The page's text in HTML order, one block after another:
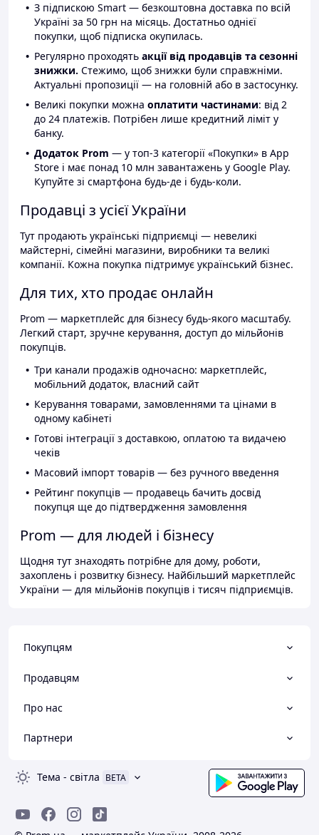
З підпискою Smart — безкоштовна доставка по всій
Україні за 50 грн на місяць. Достатньо однієї
покупки, щоб підписка окупилась.
Регулярно проходять акції від продавців та сезонні
знижки. Стежимо, щоб знижки були справжніми.
Актуальні пропозиції — на головній або в застосунку.
Великі покупки можна оплатити частинами: від 2
до 24 платежів. Потрібен лише кредитний ліміт у
банку.
Додаток Prom — у топ-3 категорії «Покупки» в App
Store і має понад 10 млн завантажень у Google Play.
Купуйте зі смартфона будь-де і будь-коли.
Продавці з усієї України
Тут продають українські підприємці — невеликі
майстерні, сімейні магазини, виробники та великі
компанії. Кожна покупка підтримує український бізнес.
Для тих, хто продає онлайн
Prom — маркетплейс для бізнесу будь-якого масштабу.
Легкий старт, зручне керування, доступ до мільйонів
покупців.
Три канали продажів одночасно: маркетплейс,
мобільний додаток, власний сайт
Керування товарами, замовленнями та цінами в
одному кабінеті
Готові інтеграції з доставкою, оплатою та видачею
чеків
Масовий імпорт товарів — без ручного введення
Рейтинг покупців — продавець бачить досвід
покупця ще до підтвердження замовлення
Prom — для людей і бізнесу
Щодня тут знаходять потрібне для дому, роботи,
захоплень і розвитку бізнесу. Найбільший маркетплейс
України — для мільйонів покупців і тисяч підприємців.
Покупцям
Продавцям
Про нас
Партнери
Тема - світла BETA